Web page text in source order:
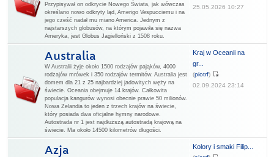
Przypisywał on odkrycie Nowego Świata, jak wówczas
określano nowo odkryty ląd, Amerigo Vespucciemu i na
jego cześć nadał mu miano America. Jednym z
najstarszych globusów, na którym pojawiła się nazwa
Ameryka, jest Globus Jagielloński z 1508 roku.
25.05.2026 10:27
Australia
W Australii żyje około 1500 rodzajów pająków, 4000
rodzajów mrówek i 350 rodzajów termitów. Australia jest
domem dla 21 z 25 najbardziej jadowitych węży na
świecie. Oceania obejmuje 14 krajów. Całkowita
populacja kangurów wynosi obecnie prawie 50 milionów.
Nowa Zelandia to jeden z trzech krajów na świecie,
który posiada dwa oficjalne hymny narodowe.
Autostrada nr 1 jest najdłuższą autostradą krajową na
świecie. Ma około 14500 kilometrów długości.
Kraj w Oceanii na
gr...
(piotrf)
02.09.2024 23:14
Azja Kolory i smaki Filip...